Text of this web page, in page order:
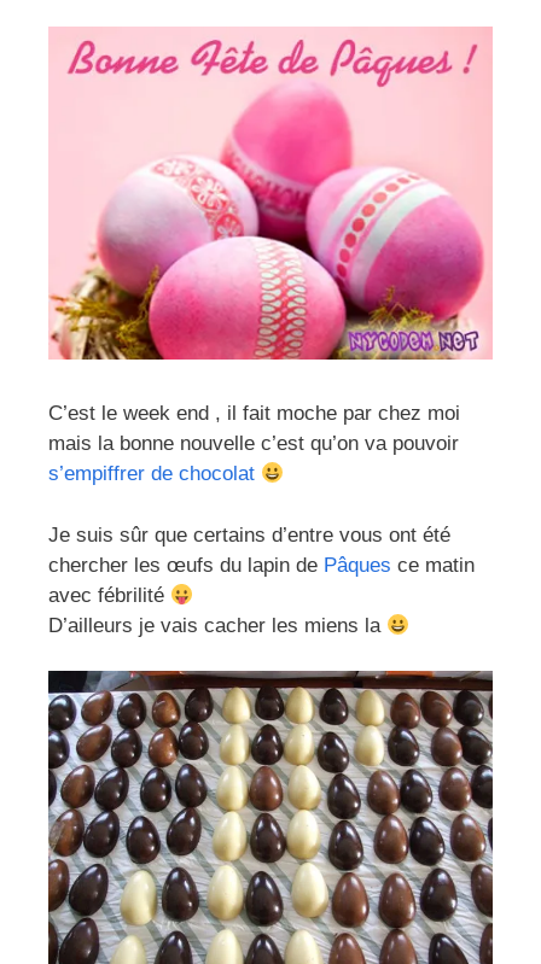
C’est le week end , il fait moche par chez moi
mais la bonne nouvelle c’est qu’on va pouvoir
s’empiffrer de chocolat
Je suis sûr que certains d’entre vous ont été
chercher les œufs du lapin de Pâques ce matin
avec fébrilité
D’ailleurs je vais cacher les miens la